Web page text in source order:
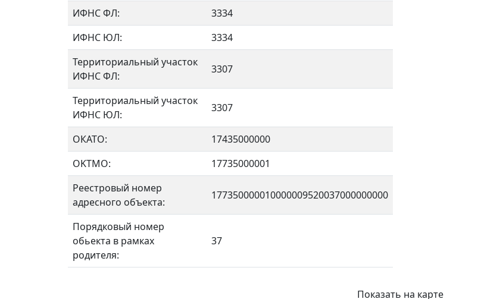
ИФНС ФЛ:
3334
ИФНС ЮЛ:
3334
Территориальный участок
ИФНС ФЛ:
3307
Территориальный участок
ИФНС ЮЛ:
3307
ОКАТО:
17435000000
OKTMO:
17735000001
Реестровый номер
адресного объекта:
177350000010000009520037000000000
Порядковый номер
обьекта в рамках
родителя:
37
Показать на карте